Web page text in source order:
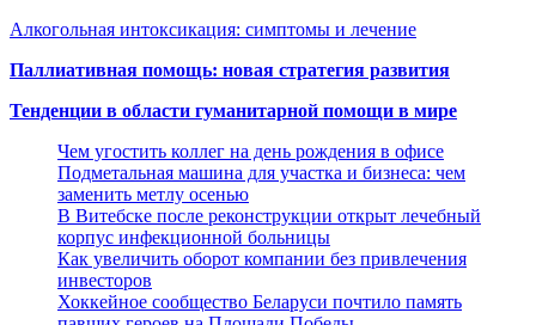
Алкогольная интоксикация: симптомы и лечение
Паллиативная помощь: новая стратегия развития
Тенденции в области гуманитарной помощи в мире
Чем угостить коллег на день рождения в офисе
Подметальная машина для участка и бизнеса: чем
заменить метлу осенью
В Витебске после реконструкции открыт лечебный
корпус инфекционной больницы
Как увеличить оборот компании без привлечения
инвесторов
Хоккейное сообщество Беларуси почтило память